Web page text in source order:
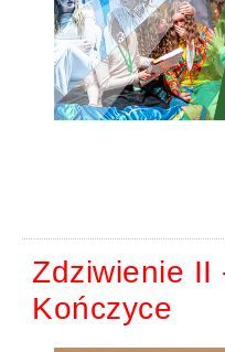
Zdziwienie II
Kończyce